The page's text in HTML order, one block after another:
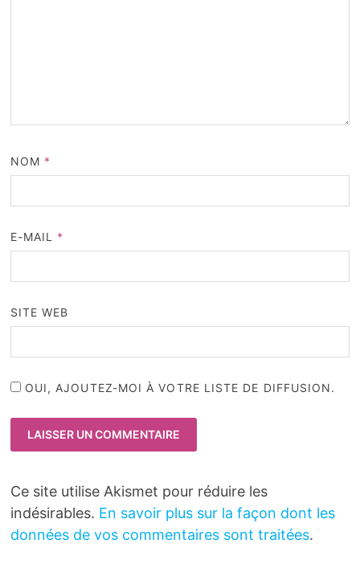
NOM *
E-MAIL *
SITE WEB
OUI, AJOUTEZ-MOI À VOTRE LISTE DE DIFFUSION.
Ce site utilise Akismet pour réduire les
indésirables. En savoir plus sur la façon dont les
données de vos commentaires sont traitées.